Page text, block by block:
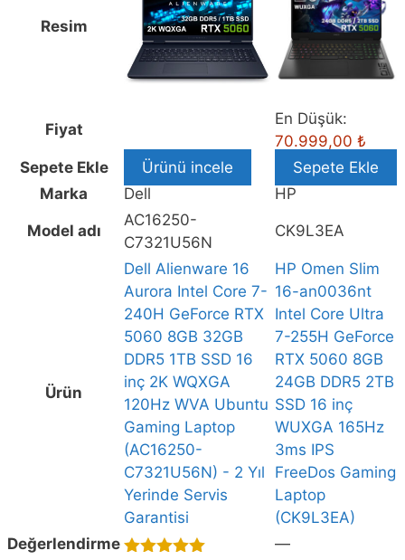
Aurora
GeForce
RTX
5060
32GB
WQXGA
C7321U56N)
Resim
Fiyat
En Düşük:
70.999,00 ₺
Sepete Ekle
Ürünü incele
Sepete Ekle
Marka
Dell HP
Model adı
AC16250-
C7321U56N
CK9L3EA
Ürün
Dell Alienware 16
Aurora Intel Core 7-
240H GeForce RTX
5060 8GB 32GB
DDR5 1TB SSD 16
inç 2K WQXGA
120Hz WVA Ubuntu
Gaming Laptop
(AC16250-
C7321U56N) - 2 Yıl
Yerinde Servis
Garantisi
HP Omen Slim
16-an0036nt
Intel Core Ultra
7-255H GeForce
RTX 5060 8GB
24GB DDR5 2TB
SSD 16 inç
WUXGA 165Hz
3ms IPS
FreeDos Gaming
Laptop
(CK9L3EA)
Değerlendirme
—